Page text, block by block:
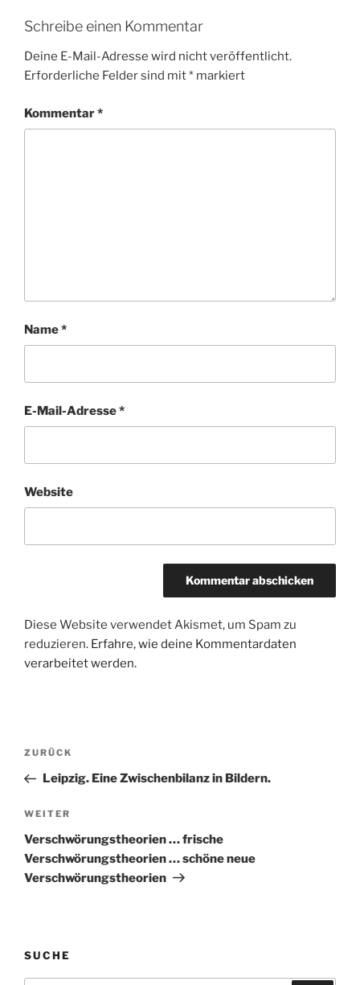
Schreibe einen Kommentar
Deine E-Mail-Adresse wird nicht veröffentlicht.
Erforderliche Felder sind mit* markiert
Kommentar*
Name*
E-Mail-Adresse*
Website
Diese Website verwendet Akismet, um Spam zu
reduzieren. Erfahre, wie deine Kommentardaten
verarbeitet werden.
Beitragsnavigation
Vorheriger
Beitrag
ZURÜCK
Leipzig. Eine Zwischenbilanz in Bildern.
Nächster
Beitrag
WEITER
Verschwörungstheorien … frische
Verschwörungstheorien … schöne neue
Verschwörungstheorien
SUCHE